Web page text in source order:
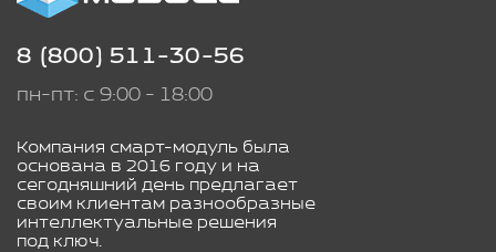
8 (800) 511-30-56
пн-пт: с 9:00 - 18:00
Компания смарт-модуль была
основана в 2016 году и на
сегодняшний день предлагает
своим клиентам разнообразные
интеллектуальные решения
под ключ.